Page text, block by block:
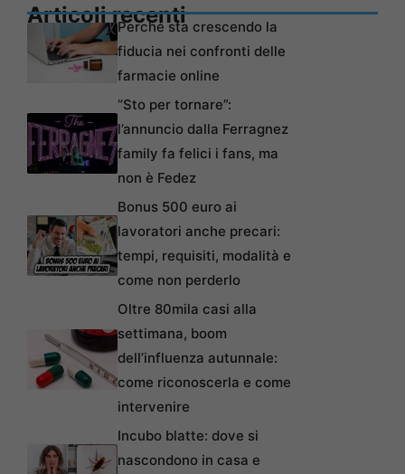
Articoli recentiPerché sta crescendo la
fiducia nei confronti delle
farmacie online
“Sto per tornare”:
l’annuncio dalla Ferragnez
family fa felici i fans, ma
non è Fedez
Bonus 500 euro ai
lavoratori anche precari:
tempi, requisiti, modalità e
come non perderlo
Oltre 80mila casi alla
settimana, boom
dell’influenza autunnale:
come riconoscerla e come
intervenire
Incubo blatte: dove si
nascondono in casa e